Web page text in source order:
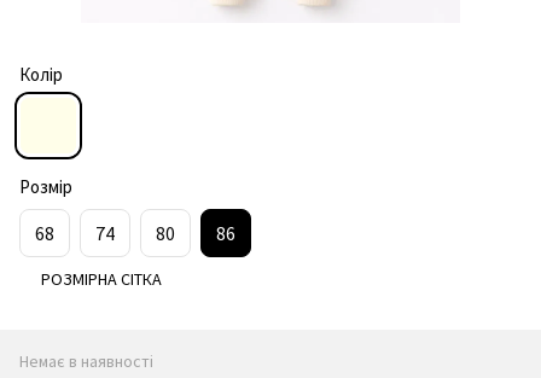
Колір
Розмір
68 74 80 86
РОЗМІРНА СІТКА
Немає в наявності